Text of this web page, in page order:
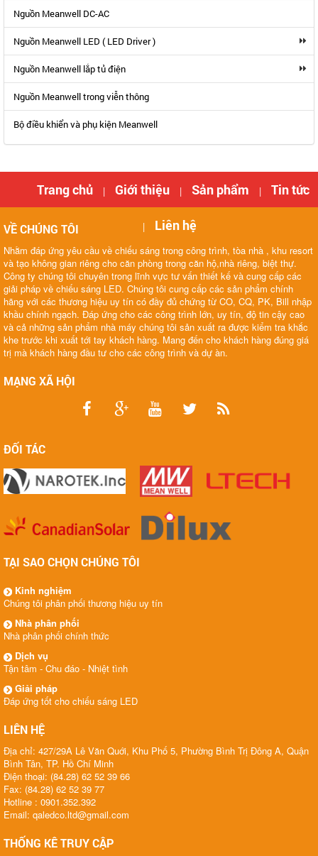
Nguồn Meanwell DC-AC
Nguồn Meanwell LED ( LED Driver )
Nguồn Meanwell lắp tủ điện
Nguồn Meanwell trong viễn thông
Bộ điều khiển và phụ kiện Meanwell
Trang chủ | Giới thiệu | Sản phẩm | Tin tức
| Liên hệ
VỀ CHÚNG TÔI
Nhằm đáp ứng yêu cầu về chiếu sáng trong công trình, tòa nhà , khu resort
và tạo không gian riêng cho căn phòng trong căn hộ,nhà riêng, biệt thự.
Công ty chúng tôi chuyên trong lĩnh vực tư vấn thiết kế và cung cấp các
giải pháp về chiếu sáng LED. Chúng tôi cung cấp các sản phẩm chính
hãng với các thương hiệu uy tín có đầy đủ chứng từ CO, CQ, PK, Bill nhập
khầu chính ngạch. Đáp ứng cho các công trình lớn, uy tín, độ tin cậy cao
và cả những sản phẩm nhà máy chúng tôi sản xuất ra được kiểm tra khắc
khe trước khi xuất tới tay khách hàng. Mang đến cho khách hàng đúng giá
trị mà khách hàng đầu tư cho các công trình và dự àn.
MẠNG XÃ HỘI
ĐỐI TÁC
TẠI SAO CHỌN CHÚNG TÔI
Kinh nghiệm
Chúng tôi phân phối thương hiệu uy tín
Nhà phân phối
Nhà phân phối chính thức
Dịch vụ
Tận tâm - Chu đáo - Nhiệt tình
Giải pháp
Đáp ứng tốt cho chiếu sáng LED
LIÊN HỆ
Địa chỉ: 427/29A Lê Văn Quới, Khu Phố 5, Phường Bình Trị Đông A, Quận
Bình Tân, TP. Hồ Chí Minh
Điện thoại: (84.28) 62 52 39 66
Fax: (84.28) 62 52 39 77
Hotline : 0901.352.392
Email: qaledco.ltd@gmail.com
THỐNG KÊ TRUY CẬP